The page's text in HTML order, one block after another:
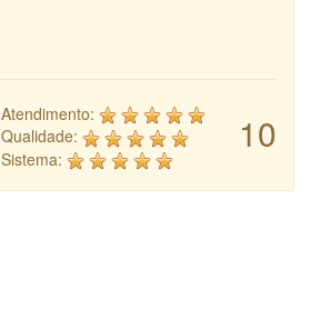
10
Atendimento:
Qualidade:
Sistema: